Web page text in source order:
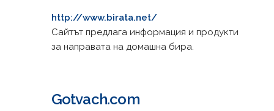
http://www.birata.net/
Сайтът предлага информация и продукти
за направата на домашна бира.
Gotvach.com